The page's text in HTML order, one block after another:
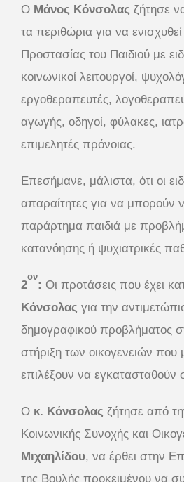
Ο Μάνος Κόνσολας ζήτησε
τα περιθώρια για να
Προστασίας του Παιδιού με
κοινωνικοί λειτουργοί,
εργοθεραπευτές,
αγωγής, οδηγοί, φύλακες,
επιμελητές πρόνοιας.
Επεσήμανε, μάλιστα, ότι οι
απαραίτητες για να μπορούν
παράρτημα παιδιά με
κατανόησης ή ψυχιατρικές
2
ον
: Οι προτάσεις που έχει
Κόνσολας για την
δημογραφικού προβλήματος
στήριξη των οικογενειών που
επιλέξουν να εγκατασταθούν
Ο κ. Κόνσολας ζήτησε από
Κοινωνικής Συνοχής και
Μιχαηλίδου, να έρθει στην
της Βουλής προκειμένου να